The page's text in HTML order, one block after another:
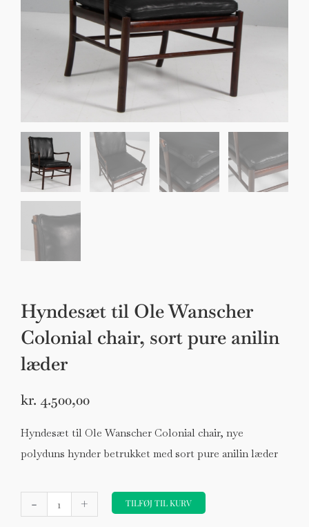
Sko til Arne Jacobsen stole
Stole
DKK 100,00
Hyndesæt til Ole Wanscher
Colonial chair, sort pure anilin
læder
kr. 4.500,00
Hyndesæt til Ole Wanscher Colonial chair, nye
polyduns hynder betrukket med sort pure anilin læder
-
Ole
+ TILFØJ TIL KURV